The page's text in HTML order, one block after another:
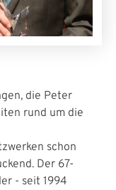
die Peter
rund um die
schon
Der 67-
- seit 1994